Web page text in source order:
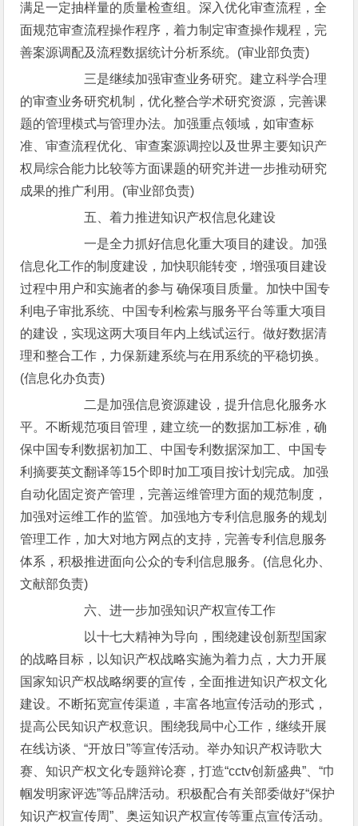
满足一定抽样量的质量检查组。深入优化审查流程，全
面规范审查流程操作程序，着力制定审查操作规程，完
善案源调配及流程数据统计分析系统。(审业部负责)
三是继续加强审查业务研究。建立科学合理
的审查业务研究机制，优化整合学术研究资源，完善课
题的管理模式与管理办法。加强重点领域，如审查标
准、审查流程优化、审查案源调控以及世界主要知识产
权局综合能力比较等方面课题的研究并进一步推动研究
成果的推广利用。(审业部负责)
五、着力推进知识产权信息化建设
一是全力抓好信息化重大项目的建设。加强
信息化工作的制度建设，加快职能转变，增强项目建设
过程中用户和实施者的参与 确保项目质量。加快中国专
利电子审批系统、中国专利检索与服务平台等重大项目
的建设，实现这两大项目年内上线试运行。做好数据清
理和整合工作，力保新建系统与在用系统的平稳切换。
(信息化办负责)
二是加强信息资源建设，提升信息化服务水
平。不断规范项目管理，建立统一的数据加工标准，确
保中国专利数据初加工、中国专利数据深加工、中国专
利摘要英文翻译等15个即时加工项目按计划完成。加强
自动化固定资产管理，完善运维管理方面的规范制度，
加强对运维工作的监管。加强地方专利信息服务的规划
管理工作，加大对地方网点的支持，完善专利信息服务
体系，积极推进面向公众的专利信息服务。(信息化办、
文献部负责)
六、进一步加强知识产权宣传工作
以十七大精神为导向，围绕建设创新型国家
的战略目标，以知识产权战略实施为着力点，大力开展
国家知识产权战略纲要的宣传，全面推进知识产权文化
建设。不断拓宽宣传渠道，丰富各地宣传活动的形式，
提高公民知识产权意识。围绕我局中心工作，继续开展
在线访谈、“开放日”等宣传活动。举办知识产权诗歌大
赛、知识产权文化专题辩论赛，打造“cctv创新盛典”、“巾
帼发明家评选”等品牌活动。积极配合有关部委做好“保护
知识产权宣传周”、奥运知识产权宣传等重点宣传活动。